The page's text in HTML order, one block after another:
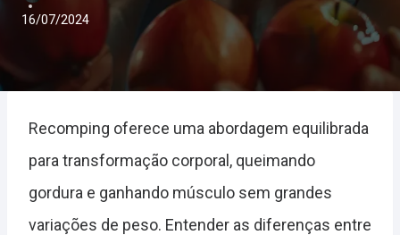
16/07/2024
Recomping oferece uma abordagem equilibrada
para transformação corporal, queimando
gordura e ganhando músculo sem grandes
variações de peso. Entender as diferenças entre